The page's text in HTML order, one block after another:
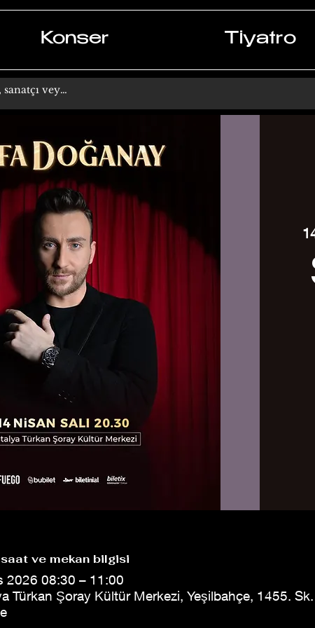
Tiyatro
Konser
ve mekan bilgisi
2026 08:30 – 11:00
Türkan Şoray Kültür Merkezi, Yeşilbahçe, 1455.